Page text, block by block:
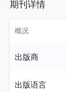
期刊详情
概况
出版商
出版语言